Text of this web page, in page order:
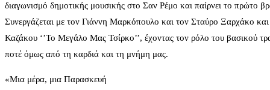
διαγωνισμό δημοτικής μουσικής στο Σαν Ρέμο και παίρνει το πρώτο
Συνεργάζεται με τον Γιάννη Μαρκόπουλο και τον Σταύρο Ξαρχάκο
Καζάκου ‘’Το Μεγάλο Μας Τσίρκο’’, έχοντας τον ρόλο του βασικού
ποτέ όμως από τη καρδιά και τη μνήμη μας.
«Μια μέρα, μια Παρασκευή